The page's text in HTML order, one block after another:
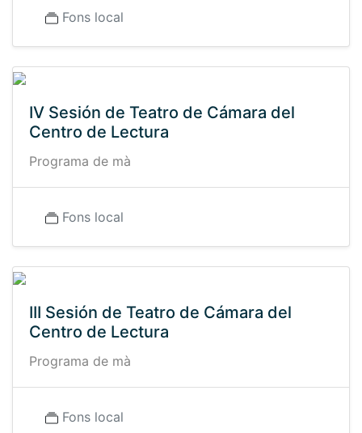
Fons local
IV Sesión de Teatro de Cámara del
Centro de Lectura
Programa de mà
Fons local
III Sesión de Teatro de Cámara del
Centro de Lectura
Programa de mà
Fons local